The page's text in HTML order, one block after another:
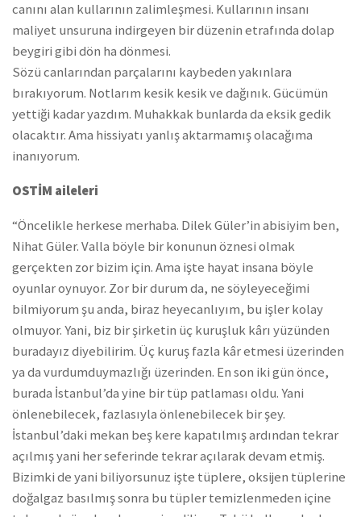
canını alan kullarının zalimleşmesi. Kullarının insanı
maliyet unsuruna indirgeyen bir düzenin etrafında dolap
beygiri gibi dön ha dönmesi.
Sözü canlarından parçalarını kaybeden yakınlara
bırakıyorum. Notlarım kesik kesik ve dağınık. Gücümün
yettiği kadar yazdım. Muhakkak bunlarda da eksik gedik
olacaktır. Ama hissiyatı yanlış aktarmamış olacağıma
inanıyorum.
OSTİM aileleri
“Öncelikle herkese merhaba. Dilek Güler’in abisiyim ben,
Nihat Güler. Valla böyle bir konunun öznesi olmak
gerçekten zor bizim için. Ama işte hayat insana böyle
oyunlar oynuyor. Zor bir durum da, ne söyleyeceğimi
bilmiyorum şu anda, biraz heyecanlıyım, bu işler kolay
olmuyor. Yani, biz bir şirketin üç kuruşluk kârı yüzünden
buradayız diyebilirim. Üç kuruş fazla kâr etmesi üzerinden
ya da vurdumduymazlığı üzerinden. En son iki gün önce,
burada İstanbul’da yine bir tüp patlaması oldu. Yani
önlenebilecek, fazlasıyla önlenebilecek bir şey.
İstanbul’daki mekan beş kere kapatılmış ardından tekrar
açılmış yani her seferinde tekrar açılarak devam etmiş.
Bizimki de yani biliyorsunuz işte tüplere, oksijen tüplerine
doğalgaz basılmış sonra bu tüpler temizlenmeden içine